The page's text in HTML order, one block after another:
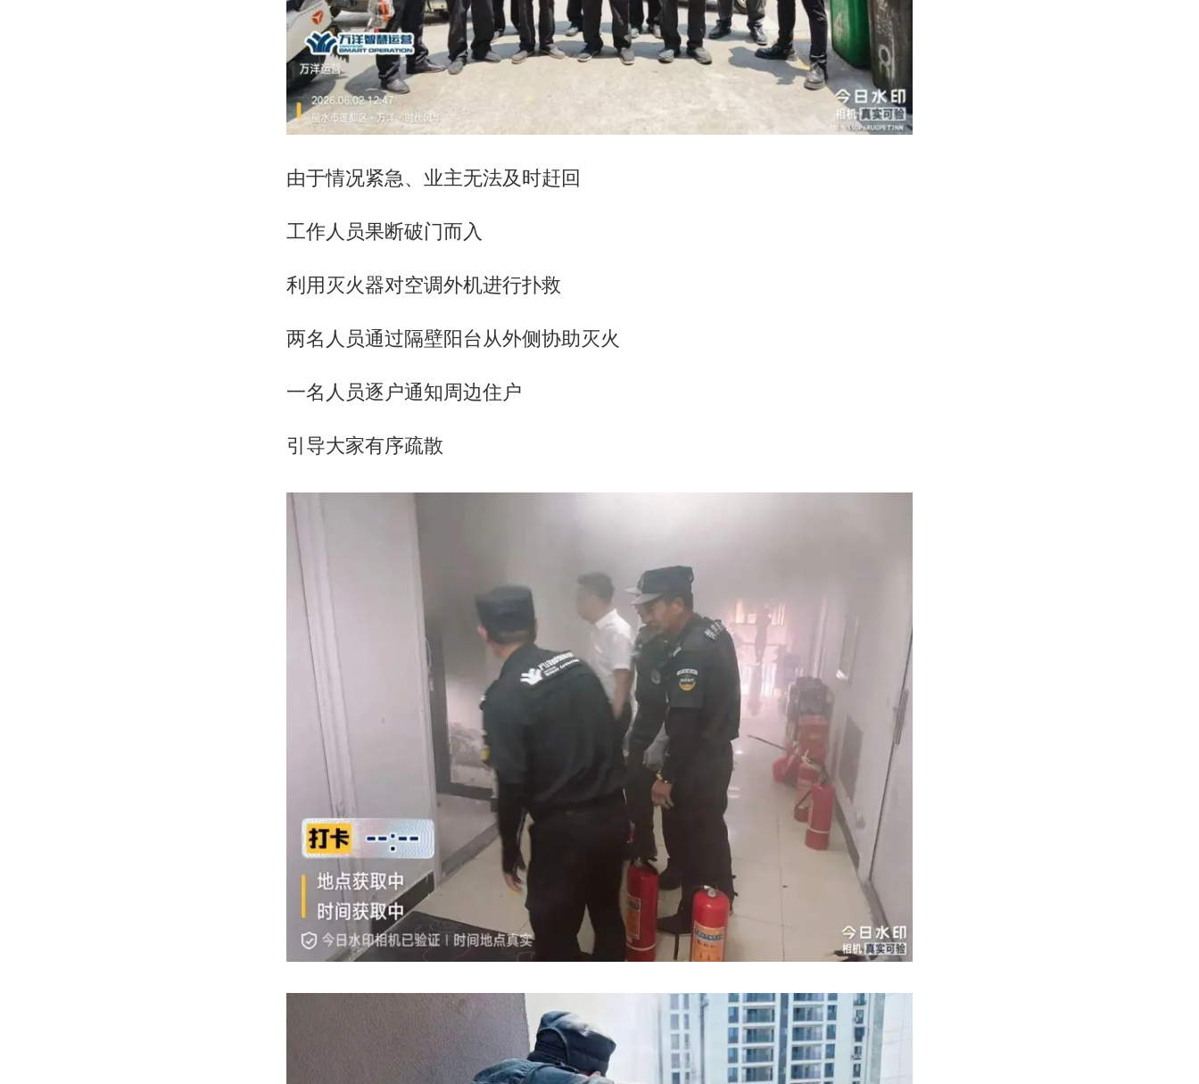
由于情况紧急、业主无法及时赶回
工作人员果断破门而入
利用灭火器对空调外机进行扑救
两名人员通过隔壁阳台从外侧协助灭火
一名人员逐户通知周边住户
引导大家有序疏散